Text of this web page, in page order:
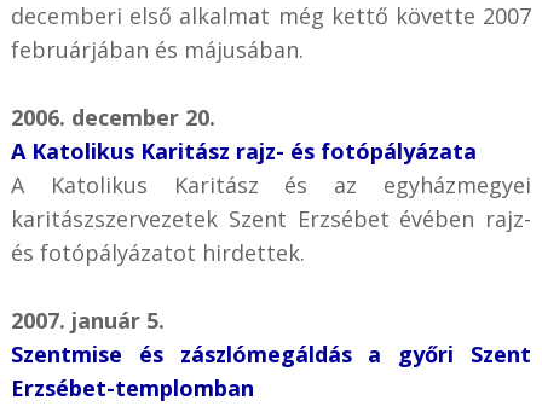
decemberi első alkalmat még kettő követte 2007
februárjában és májusában.
2006. december 20.
A Katolikus Karitász rajz- és fotópályázata
A Katolikus Karitász és az egyházmegyei
karitászszervezetek Szent Erzsébet évében rajz-
és fotópályázatot hirdettek.
2007. január 5.
Szentmise és zászlómegáldás a győri Szent
Erzsébet-templomban